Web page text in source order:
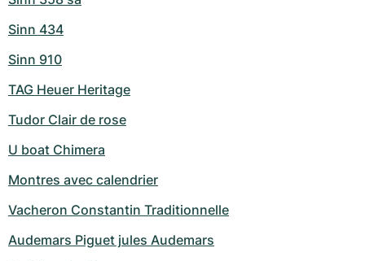
Sinn 434
Sinn 910
TAG Heuer Heritage
Tudor Clair de rose
U boat Chimera
Montres avec calendrier
Vacheron Constantin Traditionnelle
Audemars Piguet jules Audemars